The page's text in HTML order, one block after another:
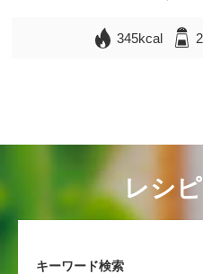
345kcal
レシ
キーワード検索